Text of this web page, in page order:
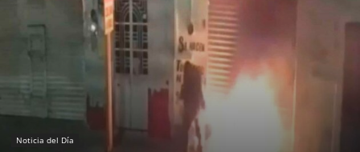
Noticia del Día